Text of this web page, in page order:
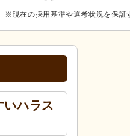
※現在の採用基準や選考状況を保証
いハラス